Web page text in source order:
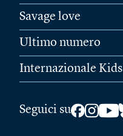
Savage love
Ultimo numero
Internazionale Kids
Seguici su